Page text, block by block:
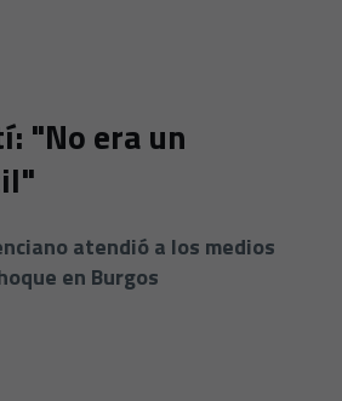
"No era un
atendió a los medios
en Burgos